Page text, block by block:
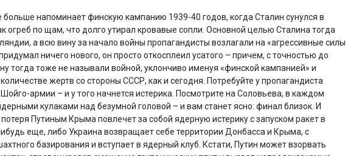
больше напоминает финскую кампанию 1939-40 годов, когда Сталин сунулся в
огреб по щам, что долго утирал кровавые сопли. Основной целью Сталина тогда
а всю вину за начало войны пропагандисты возлагали на «агрессивные силы
ничего нового, он просто откосплеил усатого – причем, с точностью до
тогда тоже не называли войной, уклончиво именуя «финской кампанией» и
жертв со стороны СССР, как и сегодня. Потребуйте у пропагандиста
армии – и у того начнется истерика. Посмотрите на Соловьева, в каждом
кулаками над безумной головой – и вам станет ясно: финал близок. И
Путиным Крыма повлечет за собой ядерную истерику с запуском ракет в
еще, либо Украина возвращает себе территории Донбасса и Крыма, с
базирования и вступает в ядерный клуб. Кстати, Путин может взорвать